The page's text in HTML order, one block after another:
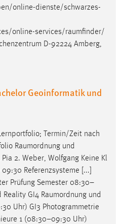
online-dienste/schwarzes-
online-services/raumfinder/
D-92224 Amberg,
Geoinformatik und
Termin/Zeit nach
Raumordnung und
Pia 2. Weber, Wolfgang Keine Kl
Referenzsysteme [...]
Prüfung Semester 08:30–
Reality GI4 Raumordnung und
Uhr) GI3 Photogrammetrie
1 (08:30–09:30 Uhr)